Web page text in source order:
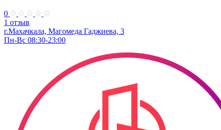
0
1 отзыв
г.Махачкала, Магомеда Гаджиева, 3
Пн-Вс 08:30-23:00